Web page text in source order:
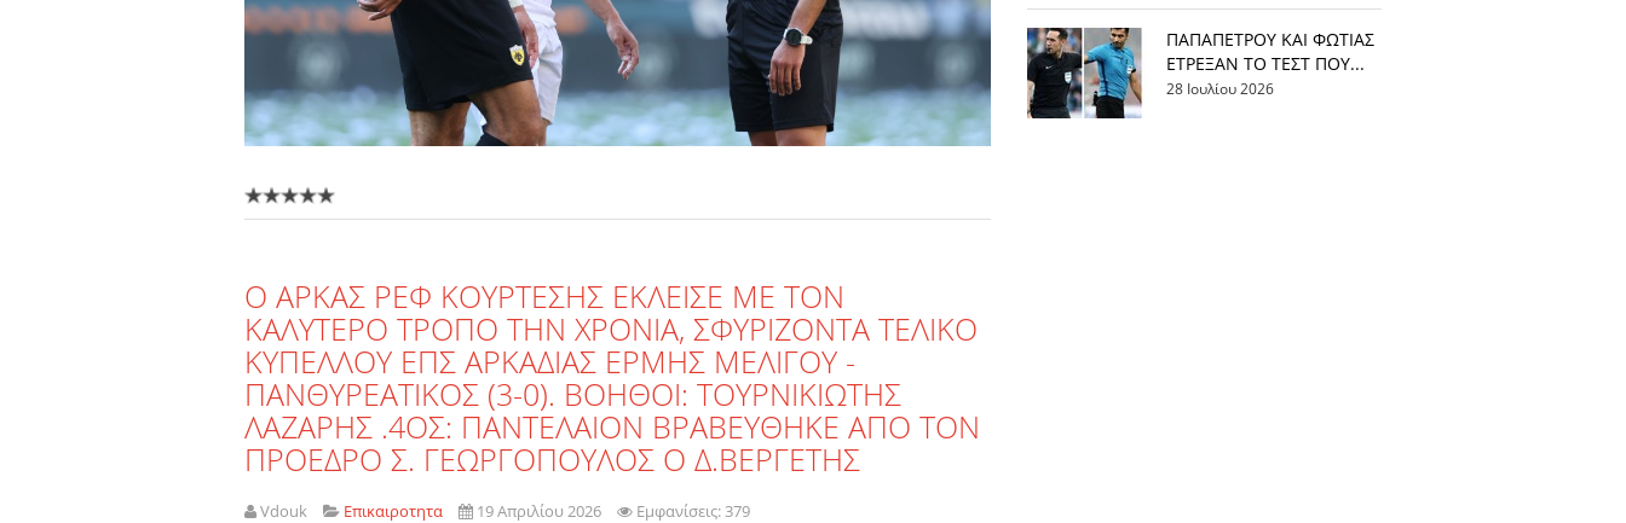
Ο ΑΡΚΑΣ ΡΕΦ ΚΟΥΡΤΕΣΗΣ ΕΚΛΕΙΣΕ ΜΕ ΤΟΝ
ΚΑΛΥΤΕΡΟ ΤΡΟΠΟ ΤΗΝ ΧΡΟΝΙΑ, ΣΦΥΡΙΖΟΝΤΑ ΤΕΛΙΚΟ
ΚΥΠΕΛΛΟΥ ΕΠΣ ΑΡΚΑΔΙΑΣ ΕΡΜΗΣ ΜΕΛΙΓΟΥ -
ΠΑΝΘΥΡΕΑΤΙΚΟΣ (3-0). ΒΟΗΘΟΙ: ΤΟΥΡΝΙΚΙΩΤΗΣ
ΛΑΖΑΡΗΣ .4ΟΣ: ΠΑΝΤΕΛΑΙΟΝ ΒΡΑΒΕΥΘΗΚΕ ΑΠΟ ΤΟΝ
ΠΡΟΕΔΡΟ Σ. ΓΕΩΡΓΟΠΟΥΛΟΣ Ο Δ.ΒΕΡΓΕΤΗΣ
Vdouk Επικαιροτητα 19 Απριλίου 2026 Εμφανίσεις: 379
ΠΑΠΑΠΕΤΡΟΥ ΚΑΙ ΦΩΤΙΑΣ
ΕΤΡΕΞΑΝ ΤΟ ΤΕΣΤ ΠΟΥ...
28 Ιουλίου 2026